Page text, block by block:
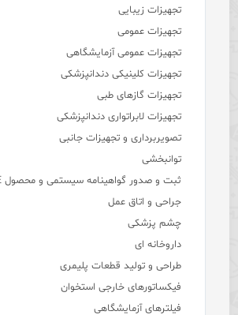
تجهیزات زیبایی
تجهیزات عمومی
تجهیزات عمومی آزمایشگاهی
تجهیزات کلینیکی دندانپزشکی
تجهیزات گازهای طبی
تجهیزات لابراتواری دندانپزشکی
تصویربرداری و تجهیزات جانبی
توانبخشی
ثبت و صدور گواهینامه سیستمی و محصول ISO - CE
جراحی و اتاق عمل
چشم پزشکی
داروخانه ای
طراحی و تولید قطعات پلیمری
فیکساتورهای خارجی استخوان
فیلترهای آزمایشگاهی